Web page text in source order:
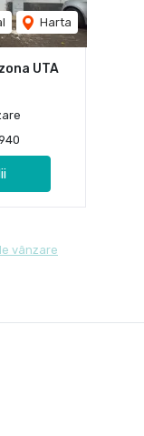
Harta
UTA
vânzare